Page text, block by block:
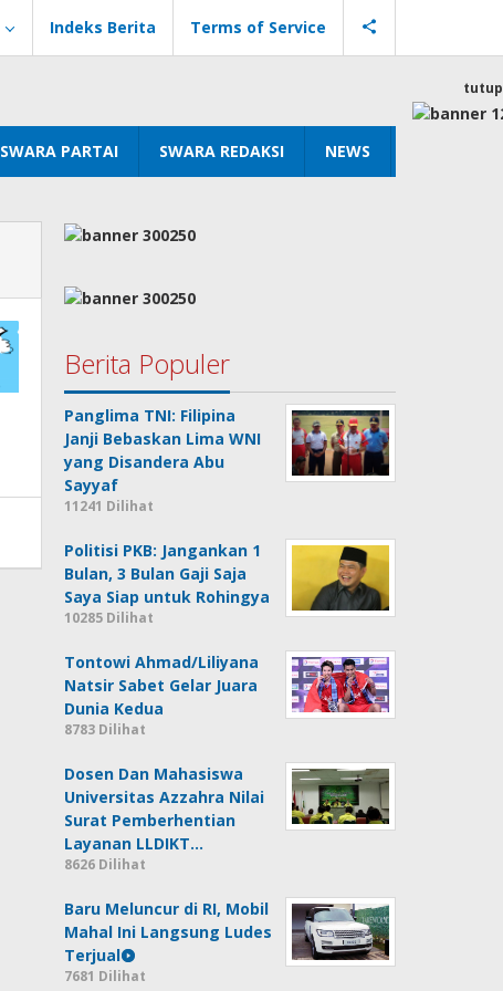
Indeks Berita Terms of Service
SWARA PARTAI SWARA REDAKSI NEWS
tutup
Berita Populer
Panglima TNI: Filipina
Janji Bebaskan Lima WNI
yang Disandera Abu
Sayyaf
11241 Dilihat
Politisi PKB: Jangankan 1
Bulan, 3 Bulan Gaji Saja
Saya Siap untuk Rohingya
10285 Dilihat
Tontowi Ahmad/Liliyana
Natsir Sabet Gelar Juara
Dunia Kedua
8783 Dilihat
Dosen Dan Mahasiswa
Universitas Azzahra Nilai
Surat Pemberhentian
Layanan LLDIKT…
8626 Dilihat
Baru Meluncur di RI, Mobil
Mahal Ini Langsung Ludes
Terjual
7681 Dilihat